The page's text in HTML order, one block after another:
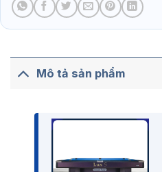
Mô tả sản phẩm